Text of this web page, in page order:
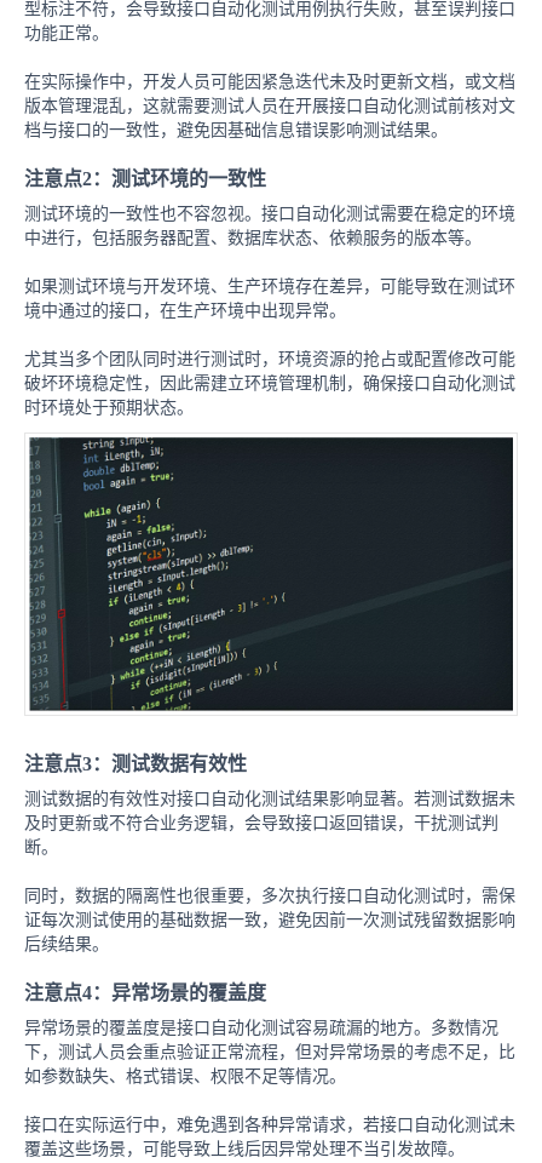
型标注不符，会导致接口自动化测试用例执行失败，甚至误判接口
功能正常。
在实际操作中，开发人员可能因紧急迭代未及时更新文档，或文档
版本管理混乱，这就需要测试人员在开展接口自动化测试前核对文
档与接口的一致性，避免因基础信息错误影响测试结果。
注意点2：测试环境的一致性
测试环境的一致性也不容忽视。接口自动化测试需要在稳定的环境
中进行，包括服务器配置、数据库状态、依赖服务的版本等。
如果测试环境与开发环境、生产环境存在差异，可能导致在测试环
境中通过的接口，在生产环境中出现异常。
尤其当多个团队同时进行测试时，环境资源的抢占或配置修改可能
破坏环境稳定性，因此需建立环境管理机制，确保接口自动化测试
时环境处于预期状态。
注意点3：测试数据有效性
测试数据的有效性对接口自动化测试结果影响显著。若测试数据未
及时更新或不符合业务逻辑，会导致接口返回错误，干扰测试判
断。
同时，数据的隔离性也很重要，多次执行接口自动化测试时，需保
证每次测试使用的基础数据一致，避免因前一次测试残留数据影响
后续结果。
注意点4：异常场景的覆盖度
异常场景的覆盖度是接口自动化测试容易疏漏的地方。多数情况
下，测试人员会重点验证正常流程，但对异常场景的考虑不足，比
如参数缺失、格式错误、权限不足等情况。
接口在实际运行中，难免遇到各种异常请求，若接口自动化测试未
覆盖这些场景，可能导致上线后因异常处理不当引发故障。